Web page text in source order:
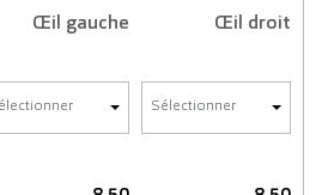
Œil gauche Œil droit
Sélectionner